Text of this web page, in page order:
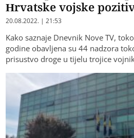
Hrvatske vojske
20.08.2022. | 21:53
Kako saznaje Dnevnik Nove TV,
godine obavljena su 44 nadzora
prisustvo droge u tijelu trojice